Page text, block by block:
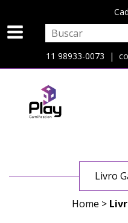
11 98933-0073 |
Livro
Home >